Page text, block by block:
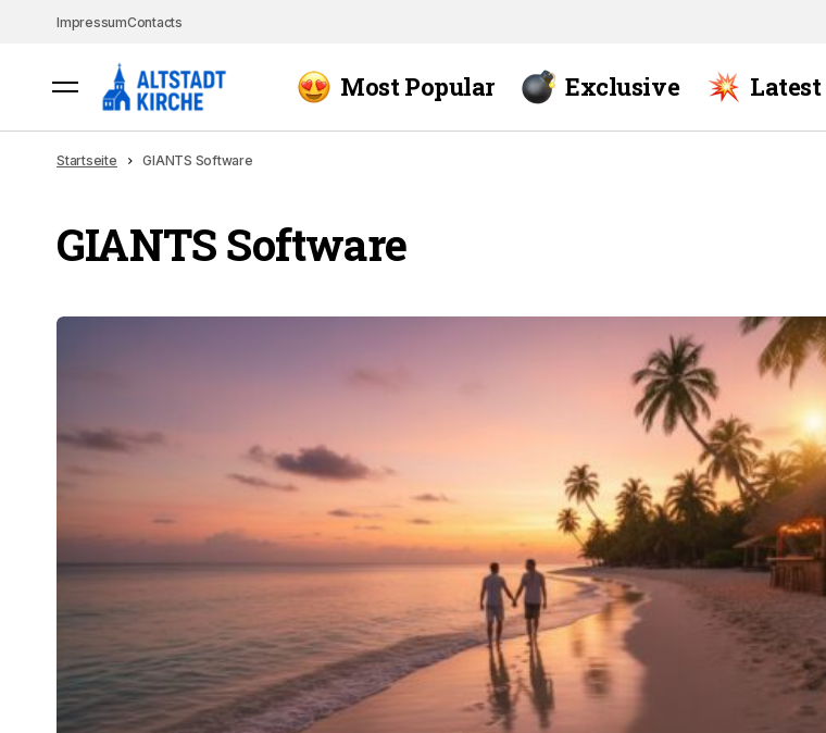
ImpressumContacts
Most Popular Exclusive Latest
Startseite GIANTS Software
GIANTS Software